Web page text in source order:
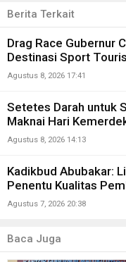
Berita Terkait
Drag Race Gubernur
Destinasi Sport
Agustus 8, 2026 17:41
Setetes Darah untuk
Maknai Hari
Agustus 8, 2026 14:13
Kadikbud Abubakar:
Penentu Kualitas
Agustus 7, 2026 20:38
Baca Juga